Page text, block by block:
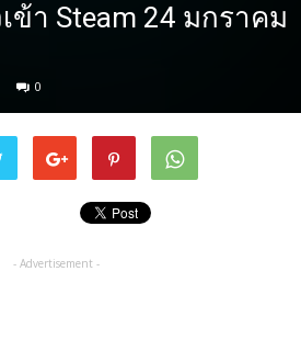
ข้า Steam 24 มกราคม
0
- Advertisement -